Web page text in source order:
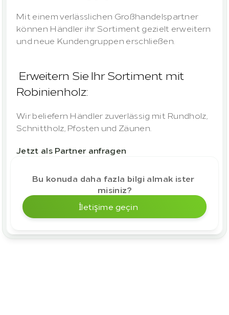
Mit einem verlässlichen Großhandelspartner
können Händler ihr Sortiment gezielt erweitern
und neue Kundengruppen erschließen.
Erweitern Sie Ihr Sortiment mit
Robinienholz:
Wir beliefern Händler zuverlässig mit Rundholz,
Schnittholz, Pfosten und Zäunen.
Jetzt als Partner anfragen
Bu konuda daha fazla bilgi almak ister
misiniz?
İletişime geçin